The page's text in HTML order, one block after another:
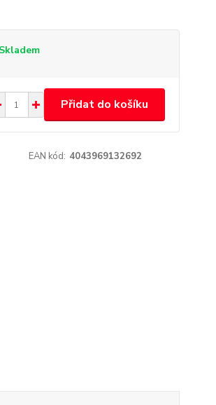
Skladem
Přidat do košíku
EAN kód: 4043969132692